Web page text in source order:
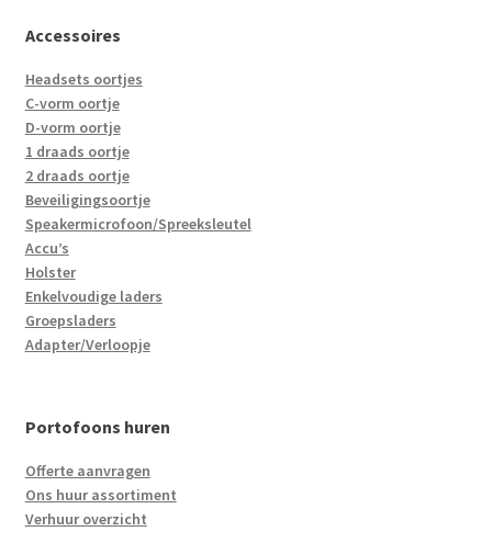
Accessoires
Headsets oortjes
C-vorm oortje
D-vorm oortje
1 draads oortje
2 draads oortje
Beveiligingsoortje
Speakermicrofoon/Spreeksleutel
Accu’s
Holster
Enkelvoudige laders
Groepsladers
Adapter/Verloopje
Portofoons huren
Offerte aanvragen
Ons huur assortiment
Verhuur overzicht